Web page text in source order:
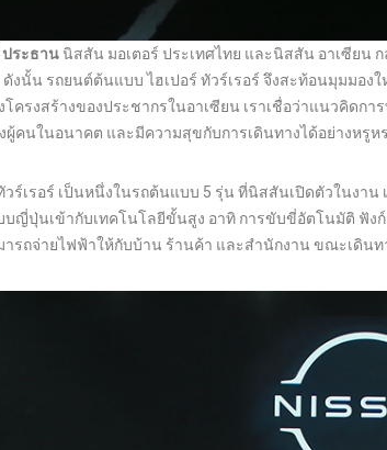
ประธานนิสสัน มอเตอร์ ประเทศไทย และนิสสัน อาเซียน
งนั้น รถยนต์ต้นแบบ ไฮเปอร์ ทัวร์เรอร์ จึงสะท้อนมุมมอ
โครงสร้างของประชากรในอาเซียน เราเชื่อว่าแนวคิดก
คนในอนาคต และมีความสุขกับการเดินทางได้อย่างหรูห
วร์เรอร์ เป็นหนึ่งในรถต้นแบบ 5 รุ่น ที่นิสสันเปิดตัวในง
บญี่ปุ่นเข้ากับเทคโนโลยีขั้นสูง อาทิ การขับขี่อัตโนมัติ ฟัง
ารถจ่ายไฟฟ้าให้กับบ้าน ร้านค้า และสำนักงาน ขณะเดินท